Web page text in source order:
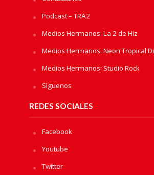
Podcast – TRA2
Medios Hermanos: La 2 de Hiz
Medios Hermanos: Neon Tropical
Medios Hermanos: Studio Rock
Sìguenos
REDES SOCIALES
Facebook
Youtube
Twitter